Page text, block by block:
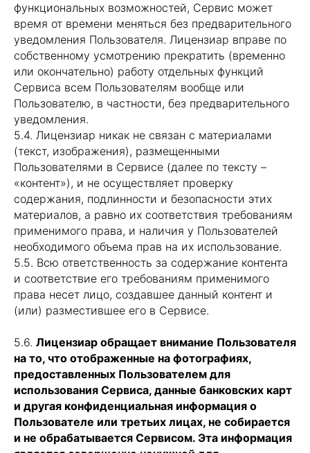
функциональных возможностей, Сервис может
время от времени меняться без предварительного
уведомления Пользователя. Лицензиар вправе по
собственному усмотрению прекратить (временно
или окончательно) работу отдельных функций
Сервиса всем Пользователям вообще или
Пользователю, в частности, без предварительного
уведомления.
5.4. Лицензиар никак не связан с материалами
(текст, изображения), размещенными
Пользователями в Сервисе (далее по тексту –
«контент»), и не осуществляет проверку
содержания, подлинности и безопасности этих
материалов, а равно их соответствия требованиям
применимого права, и наличия у Пользователей
необходимого объема прав на их использование.
5.5. Всю ответственность за содержание контента
и соответствие его требованиям применимого
права несет лицо, создавшее данный контент и
(или) разместившее его в Сервисе.
5.6. Лицензиар обращает внимание Пользователя
на то, что отображенные на фотографиях,
предоставленных Пользователем для
использования Сервиса, данные банковских карт
и другая конфиденциальная информация о
Пользователе или третьих лицах, не собирается
и не обрабатывается Сервисом. Эта информация
ООО АИВА. Все права защищены.
Designed by 108
Ограничение ответственности
и политика конфиденциальности
Инструкция по удалению
приложения